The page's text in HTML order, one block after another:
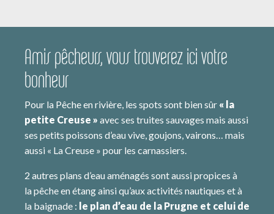
Amis pêcheurs, vous trouverez ici votre
bonheur
Pour la Pêche en rivière, les spots sont bien sûr « la
petite Creuse » avec ses truites sauvages mais aussi
ses petits poissons d’eau vive, goujons, vairons… mais
aussi « La Creuse » pour les carnassiers.
2 autres plans d’eau aménagés sont aussi propices à
la pêche en étang ainsi qu’aux activités nautiques et à
la baignade : le plan d’eau de la Prugne et celui de